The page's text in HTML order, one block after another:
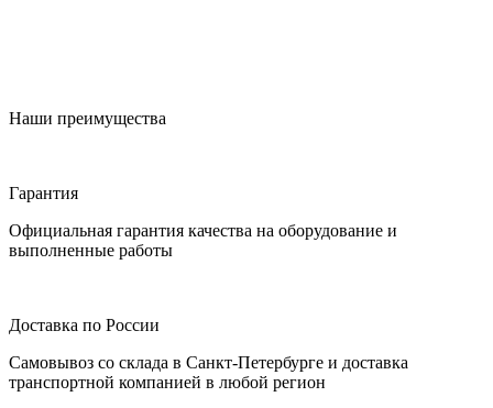
Наши преимущества
Гарантия
Официальная гарантия качества на оборудование и
выполненные работы
Доставка по России
Самовывоз со склада в Санкт-Петербурге и доставка
транспортной компанией в любой регион